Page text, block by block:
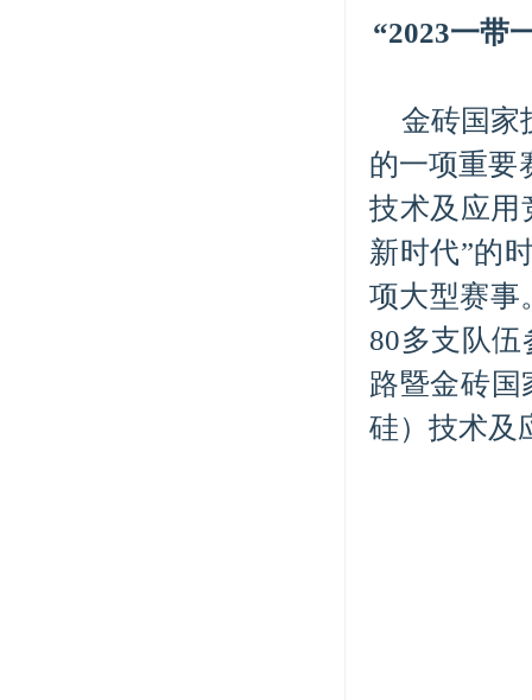
“2023一带
金砖国家
的一项重要
技术及应用
新时代”的
项大型赛事
80多支队
路暨金砖国
硅）技术及